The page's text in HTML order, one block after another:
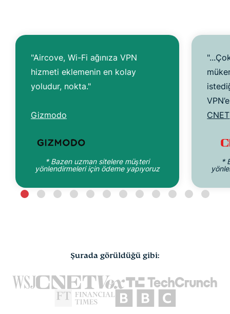
"Aircove, Wi-Fi ağınıza VPN
hizmeti eklemenin en kolay
yoludur, nokta."
Gizmodo
* Bazen uzman sitelere müşteri
yönlendirmeleri için ödeme yapıyoruz
CNET
*
Şurada görüldüğü gibi: